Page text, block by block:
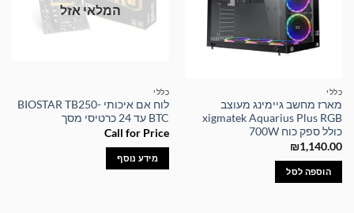
כללי
מארז מחשב גיימינג מעוצב
xigmatek Aquarius Plus RGB
כולל ספק כוח 700W
₪1,140.00
הוספה לסל
המלאי אזל
כללי
לוח אם איכותי BIOSTAR TB250-
BTC עד 24 כרטיסי מסך
Call for Price
מידע נוסף